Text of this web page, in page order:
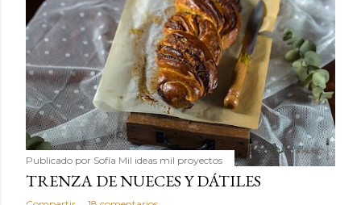
Publicado por Sofía Mil ideas mil proyectos
TRENZA DE NUECES Y DÁTILES